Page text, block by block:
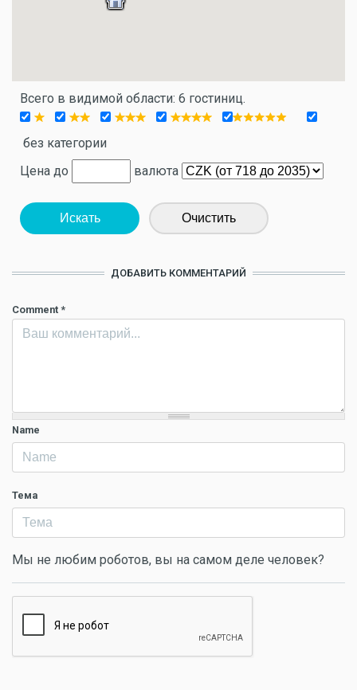
Всего в видимой области: 6 гостиниц.
без категории
Цена до
валюта
Искать Очистить
ДОБАВИТЬ КОММЕНТАРИЙ
Comment *
Name
Тема
Мы не любим роботов, вы на самом деле человек?